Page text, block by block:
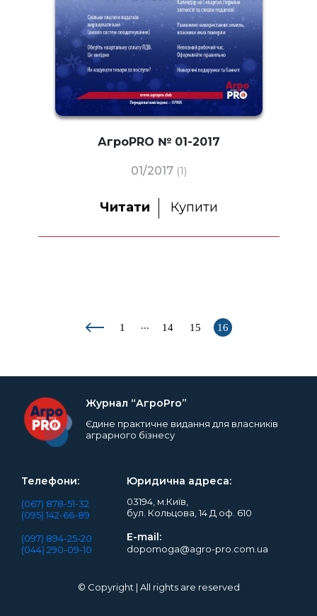
АгроPRO № 01-2017
01/2017 (1)
Читати Купити
1 ... 14 15 16
Журнал “АгроPro”
Єдине практичне видання для власників
аграрного бізнесу
Юридична адреса:
03194, м.Київ,
бул. Кольцова, 14 Д оф. 610
Телефони:
(067) 878-51-32
(095) 142-66-89
(097) 894-25-20
(044) 290-09-10
E-mail:
dopomoga@agro-pro.com.ua
© Copyright | All rights are reserved